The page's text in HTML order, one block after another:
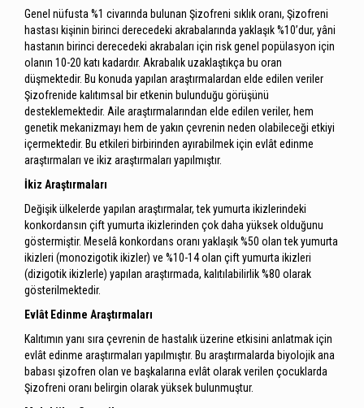
Genel nüfusta %1 civarında bulunan Şizofreni sıklık oranı, Şizofreni
hastası kişinin birinci derecedeki akrabalarında yaklaşık %10’dur, yâni
hastanın birinci derecedeki akrabaları için risk genel popülasyon için
olanın 10-20 katı kadardır. Akrabalık uzaklaştıkça bu oran
düşmektedir. Bu konuda yapılan araştırmalardan elde edilen veriler
Şizofrenide kalıtımsal bir etkenin bulunduğu görüşünü
desteklemektedir. Aile araştırmalarından elde edilen veriler, hem
genetik mekanizmayı hem de yakın çevrenin neden olabileceği etkiyi
içermektedir. Bu etkileri birbirinden ayırabilmek için evlât edinme
araştırmaları ve ikiz araştırmaları yapılmıştır.
İkiz Araştırmaları
Değişik ülkelerde yapılan araştırmalar, tek yumurta ikizlerindeki
konkordansın çift yumurta ikizlerinden çok daha yüksek olduğunu
göstermiştir. Meselâ konkordans oranı yaklaşık %50 olan tek yumurta
ikizleri (monozigotik ikizler) ve %10-14 olan çift yumurta ikizleri
(dizigotik ikizlerle) yapılan araştırmada, kalıtılabilirlik %80 olarak
gösterilmektedir.
Evlât Edinme Araştırmaları
Kalıtımın yanı sıra çevrenin de hastalık üzerine etkisini anlatmak için
evlât edinme araştırmaları yapılmıştır. Bu araştırmalarda biyolojik ana
babası şizofren olan ve başkalarına evlât olarak verilen çocuklarda
Şizofreni oranı belirgin olarak yüksek bulunmuştur.